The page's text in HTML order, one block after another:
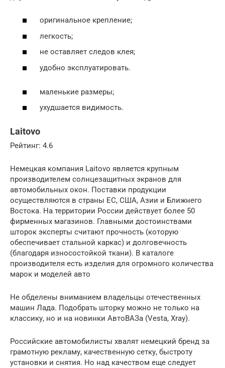
оригинальное крепление;
легкость;
не оставляет следов клея;
удобно эксплуатировать.
маленькие размеры;
ухудшается видимость.
Laitovo
Рейтинг: 4.6
Немецкая компания Laitovo является крупным
производителем солнцезащитных экранов для
автомобильных окон. Поставки продукции
осуществляются в страны ЕС, США, Азии и Ближнего
Востока. На территории России действует более 50
фирменных магазинов. Главными достоинствами
шторок эксперты считают прочность (которую
обеспечивает стальной каркас) и долговечность
(благодаря износостойкой ткани). В каталоге
производителя есть изделия для огромного количества
марок и моделей авто
Не обделены вниманием владельцы отечественных
машин Лада. Подобрать шторку можно не только на
классику, но и на новинки АвтоВАЗа (Vesta, Xray).
Российские автомобилисты хвалят немецкий бренд за
грамотную рекламу, качественную сетку, быстроту
установки и снятия. Но над качеством еще следует